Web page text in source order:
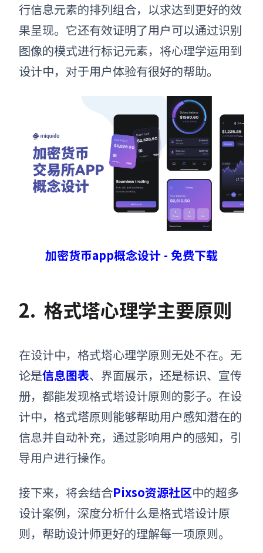
行信息元素的排列组合，以求达到更好的效
果呈现。它还有效证明了用户可以通过识别
图像的模式进行标记元素，将心理学运用到
设计中，对于用户体验有很好的帮助。
加密货币app概念设计 - 免费下载
2. 格式塔心理学主要原则
在设计中，格式塔心理学原则无处不在。无
论是信息图表、界面展示，还是标识、宣传
册，都能发现格式塔设计原则的影子。在设
计中，格式塔原则能够帮助用户感知潜在的
信息并自动补充，通过影响用户的感知，引
导用户进行操作。
接下来，将会结合Pixso资源社区中的超多
设计案例， 深度分析什么是格式塔设计原
则，帮助设计师更好的理解每一项原则。